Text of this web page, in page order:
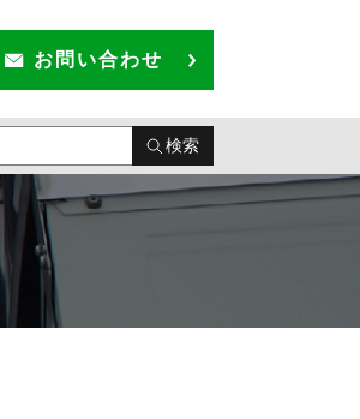
お問い合わせ
検索